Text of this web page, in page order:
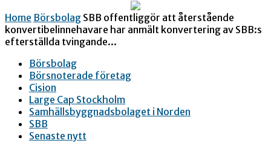
Home Börsbolag SBB offentliggör att återstående
konvertibelinnehavare har anmält konvertering av SBB:s
efterställda tvingande...
Börsbolag
Börsnoterade företag
Cision
Large Cap Stockholm
Samhällsbyggnadsbolaget i Norden
SBB
Senaste nytt